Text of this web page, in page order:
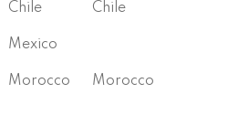
Chile Chile
Mexico
Morocco Morocco